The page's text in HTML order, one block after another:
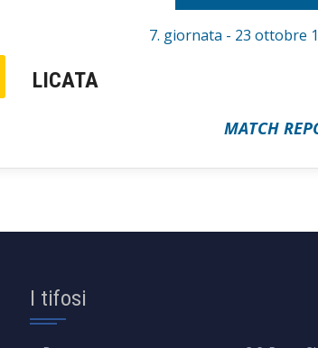
7. giornata - 23 ottobre
LICATA
MATCH
I tifosi